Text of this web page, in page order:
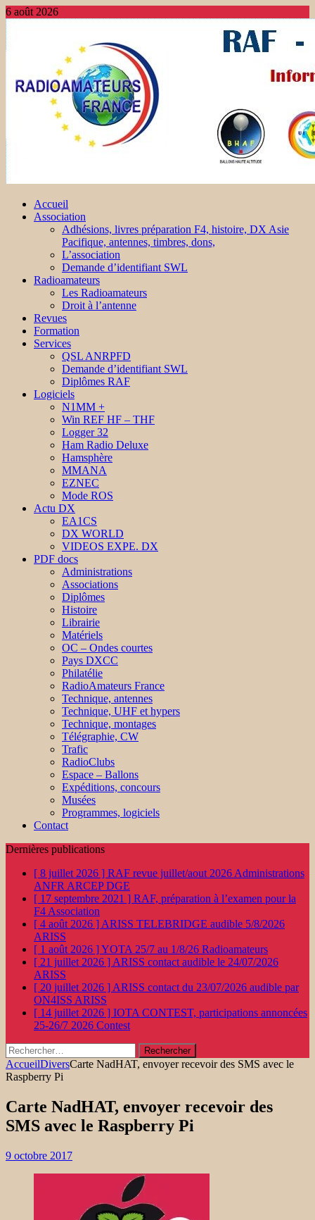
6 août 2026
Accueil
Association
Adhésions, livres préparation F4, histoire, DX Asie
Pacifique, antennes, timbres, dons,
L’association
Demande d’identifiant SWL
Radioamateurs
Les Radioamateurs
Droit à l’antenne
Revues
Formation
Services
QSL ANRPFD
Demande d’identifiant SWL
Diplômes RAF
Logiciels
N1MM +
Win REF HF – THF
Logger 32
Ham Radio Deluxe
Hamsphère
MMANA
EZNEC
Mode ROS
Actu DX
EA1CS
DX WORLD
VIDEOS EXPE. DX
PDF docs
Administrations
Associations
Diplômes
Histoire
Librairie
Matériels
OC – Ondes courtes
Pays DXCC
Philatélie
RadioAmateurs France
Technique, antennes
Technique, UHF et hypers
Technique, montages
Télégraphie, CW
Trafic
RadioClubs
Espace – Ballons
Expéditions, concours
Musées
Programmes, logiciels
Contact
Dernières publications
[ 8 juillet 2026 ] RAF revue juillet/aout 2026 Administrations
ANFR ARCEP DGE
[ 17 septembre 2021 ] RAF, préparation à l’examen pour la
F4 Association
[ 4 août 2026 ] ARISS TELEBRIDGE audible 5/8/2026
ARISS
[ 1 août 2026 ]YOTA 25/7 au 1/8/26 Radioamateurs
[ 21 juillet 2026 ] ARISS contact audible le 24/07/2026
ARISS
[ 20 juillet 2026 ] ARISS contact du 23/07/2026 audible par
ON4ISS ARISS
[ 14 juillet 2026 ] IOTA CONTEST, participations annoncées
25-26/7 2026 Contest
Rechercher :
AccueilDiversCarte NadHAT, envoyer recevoir des SMS avec le
Raspberry Pi
Carte NadHAT, envoyer recevoir des
SMS avec le Raspberry Pi
9 octobre 2017